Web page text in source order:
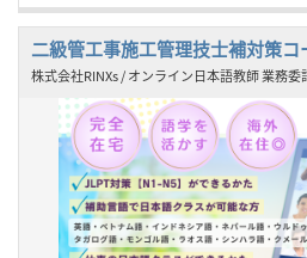
二級管工事施工管理技士補対策コ
株式会社RINXs / オンライン日本語教師 業務委